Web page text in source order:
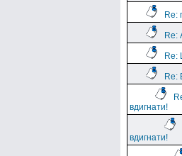
Re:
Re:
Re:
Re:
вдигнати!
вдигнати!